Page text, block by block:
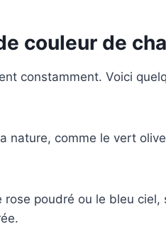
couleur de
constamment. Voici
nature, comme le vert
poudré ou le bleu